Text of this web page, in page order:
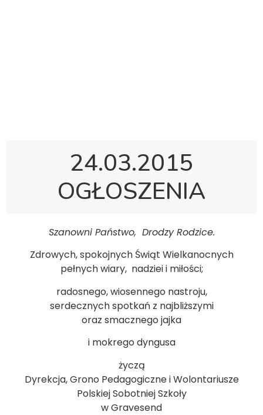
24.03.2015
OGŁOSZENIA
Szanowni Państwo, Drodzy Rodzice.
Zdrowych, spokojnych Świąt Wielkanocnych
pełnych wiary, nadziei i miłości;
radosnego, wiosennego nastroju,
serdecznych spotkań z najbliższymi
oraz smacznego jajka
i mokrego dyngusa
życzą
Dyrekcja, Grono Pedagogiczne i Wolontariusze
Polskiej Sobotniej Szkoły
w Gravesend